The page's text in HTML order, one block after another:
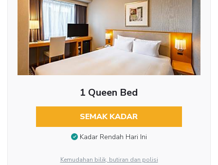
1 Queen Bed
SEMAK KADAR
Kadar Rendah Hari Ini
Kemudahan bilik, butiran dan polisi